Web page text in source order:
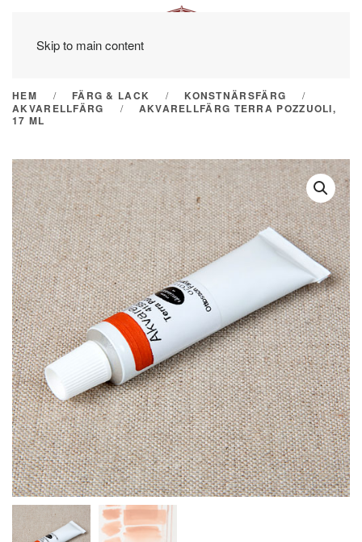
Skip to main content
HEM FÄRG & LACK
KONSTNÄRSFÄRG
AKVARELLFÄRG
AKVARELLFÄRG TERRA POZZUOLI,
17 ML